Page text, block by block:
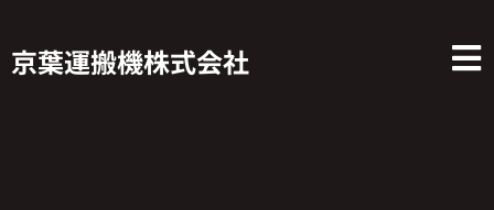
京葉運搬機株式会社